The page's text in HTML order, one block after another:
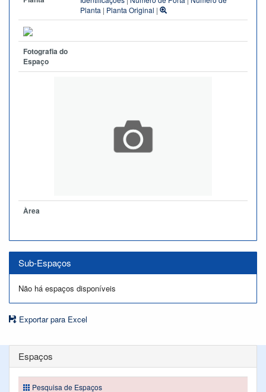
Planta | Planta Original |
Fotografia do
Espaço
Àrea
Sub-Espaços
Não há espaços disponíveis
Exportar para Excel
Espaços
Pesquisa de Espaços